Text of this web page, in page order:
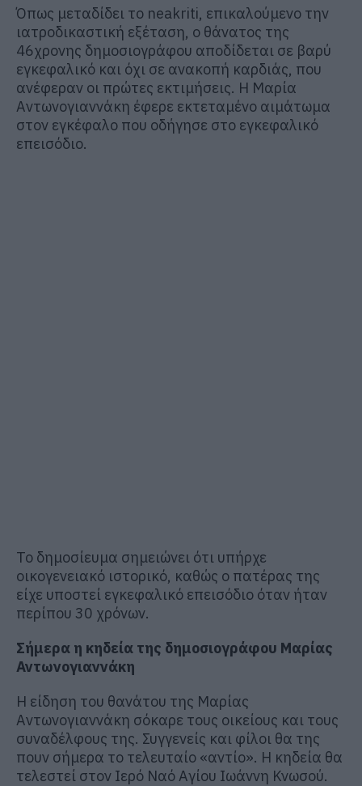
Όπως μεταδίδει το neakriti, επικαλούμενο την
ιατροδικαστική εξέταση, ο θάνατος της
46χρονης δημοσιογράφου αποδίδεται σε βαρύ
εγκεφαλικό και όχι σε ανακοπή καρδιάς, που
ανέφεραν οι πρώτες εκτιμήσεις. Η Μαρία
Αντωνογιαννάκη έφερε εκτεταμένο αιμάτωμα
στον εγκέφαλο που οδήγησε στο εγκεφαλικό
επεισόδιο.
Το δημοσίευμα σημειώνει ότι υπήρχε
οικογενειακό ιστορικό, καθώς ο πατέρας της
είχε υποστεί εγκεφαλικό επεισόδιο όταν ήταν
περίπου 30 χρόνων.
Σήμερα η κηδεία της δημοσιογράφου Μαρίας
Αντωνογιαννάκη
Η είδηση του θανάτου της Μαρίας
Αντωνογιαννάκη σόκαρε τους οικείους και τους
συναδέλφους της. Συγγενείς και φίλοι θα της
πουν σήμερα το τελευταίο «αντίο». Η κηδεία θα
τελεστεί στον Ιερό Ναό Αγίου Ιωάννη Κνωσού.